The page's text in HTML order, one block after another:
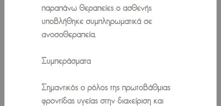
παραπάνω θεραπείες ο ασθενής
υποβλήθηκε συμπληρωματικά σε
ανοσοθεραπεία.
Συμπεράσματα
Σημαντικός ο ρόλος της πρωτοβάθμιας
φροντίδας υγείας στην διαχείριση και